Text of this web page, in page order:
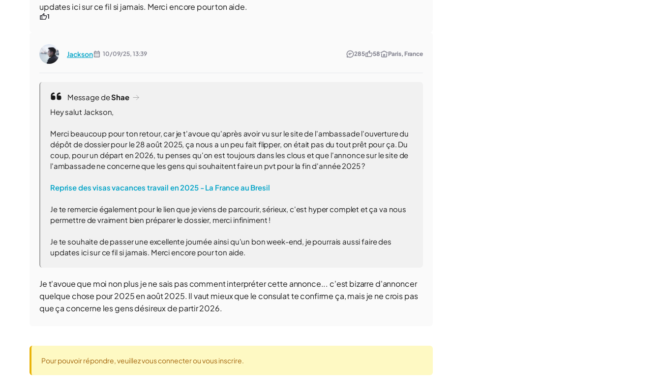
updates ici sur ce fil si jamais. Merci encore pour ton aide.
1
Jackson 10/09/25, 13:39 285 58 Paris, France
Message deShae
Hey salut Jackson,
Merci beaucoup pour ton retour, car je t'avoue qu'après avoir vu sur le site de l'ambassade l'ouverture du
dépôt de dossier pour le 28 août 2025, ça nous a un peu fait flipper, on était pas du tout prêt pour ça. Du
coup, pour un départ en 2026, tu penses qu'on est toujours dans les clous et que l'annonce sur le site de
l'ambassade ne concerne que les gens qui souhaitent faire un pvt pour la fin d'année 2025 ?
Reprise des visas vacances travail en 2025 - La France au Bresil
Je te remercie également pour le lien que je viens de parcourir, sérieux, c'est hyper complet et ça va nous
permettre de vraiment bien préparer le dossier, merci infiniment !
Je te souhaite de passer une excellente journée ainsi qu'un bon week-end, je pourrais aussi faire des
updates ici sur ce fil si jamais. Merci encore pour ton aide.
Je t'avoue que moi non plus je ne sais pas comment interpréter cette annonce... c'est bizarre d'annoncer
quelque chose pour 2025 en août 2025. Il vaut mieux que le consulat te confirme ça, mais je ne crois pas
que ça concerne les gens désireux de partir 2026.
Pour pouvoir répondre, veuillez vous connecter ou vous inscrire.